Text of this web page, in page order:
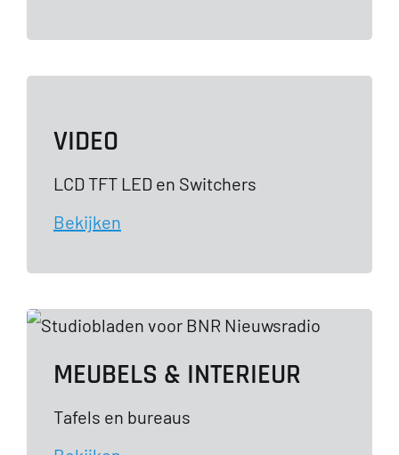
VIDEO
LCD TFT LED en Switchers
Bekijken
MEUBELS & INTERIEUR
Tafels en bureaus